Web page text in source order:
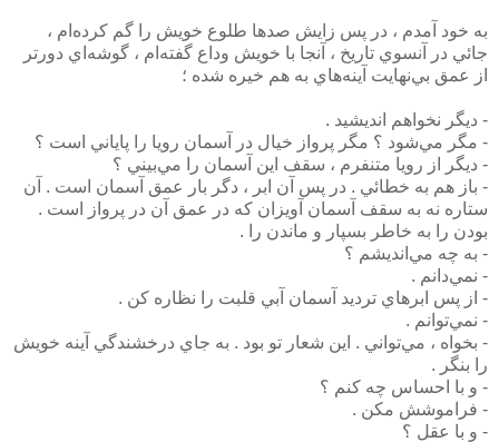
به خود آمدم ، در پس زايش صدها طلوع خويش را گم كرده‌ام ،
جائي در آنسوي تاريخ ، آنجا با خويش وداع گفته‌ام ، گوشه‌اي دورتر
از عمق بي‌نهايت آينه‌هاي به هم خيره شده ؛
- ديگر نخواهم انديشيد .
- مگر مي‌شود ؟ مگر پرواز خيال در آسمان رويا را پاياني است ؟
- ديگر از رويا متنفرم ، سقف اين آسمان را مي‌بيني ؟
- باز هم به خطائي . در پس آن ابر ، دگر بار عمق آسمان است . آن
ستاره نه به سقف آسمان آويزان كه در عمق آن در پرواز است .
بودن را به خاطر بسپار و ماندن را .
- به چه مي‌انديشم ؟
- نمي‌دانم .
- از پس ابرهاي ترديد آسمان آبي قلبت را نظاره كن .
- نمي‌توانم .
- بخواه ، مي‌تواني . اين شعار تو بود . به جاي درخشندگي آينه خويش
را بنگر .
- و با احساس چه كنم ؟
- فراموشش مكن .
- و با عقل ؟